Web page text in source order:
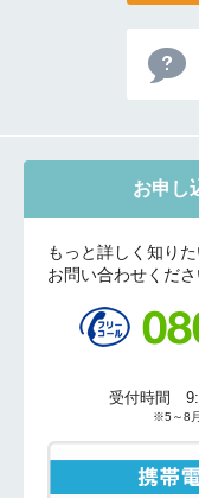
お申し
もっと詳しく知り
お問い合わせくださ
受付時間
※5～8